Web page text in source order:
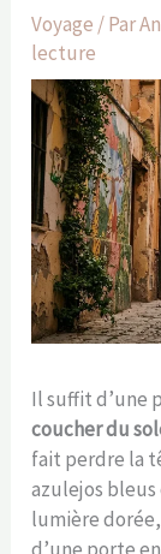
Voyage / Par
lecture
Il suffit d’une
coucher du
fait perdre la
azulejos
lumière